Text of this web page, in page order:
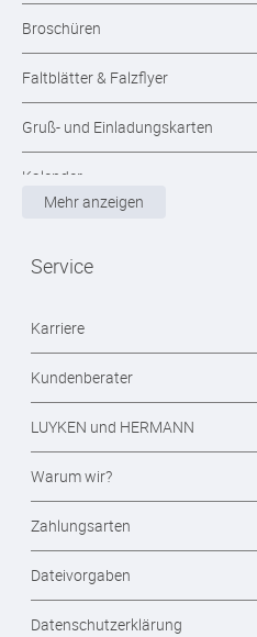
Broschüren
Faltblätter & Falzflyer
Gruß- und Einladungskarten
Kalender
Mappen drucken
Notizblöcke
Durchschreibesätze
Formulare - Formularsätze
Endlosformulare
Briefpapier
Briefumschläge
Visitenkarten drucken
Mehr anzeigen
Service
Karriere
Kundenberater
LUYKEN und HERMANN
Warum wir?
Zahlungsarten
Dateivorgaben
Datenschutzerklärung